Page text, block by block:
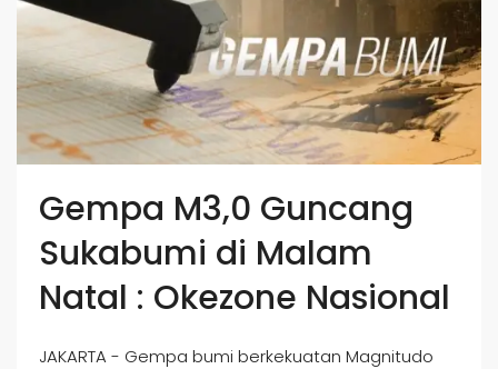
Gempa M3,0 Guncang
Sukabumi di Malam
Natal : Okezone Nasional
JAKARTA - Gempa bumi berkekuatan Magnitudo